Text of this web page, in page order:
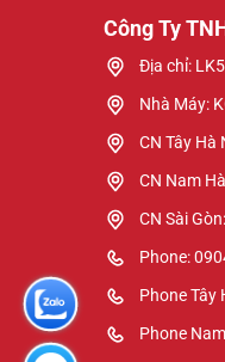
Công Ty
Địa chỉ:
Nhà Máy:
CN Tây Hà
CN Nam
CN Sài
Phone:
Phone Tây
Phone